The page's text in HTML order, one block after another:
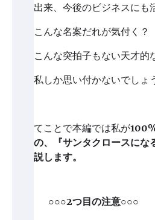
出来、今後のビジネスにも
こんな名案だれが気付く？
こんな突拍子もない天才
私しか思い付かないでしょ
てことで本編では私が
の、『サンタクロースにな
説します。
○○○2つ目の注意○○○